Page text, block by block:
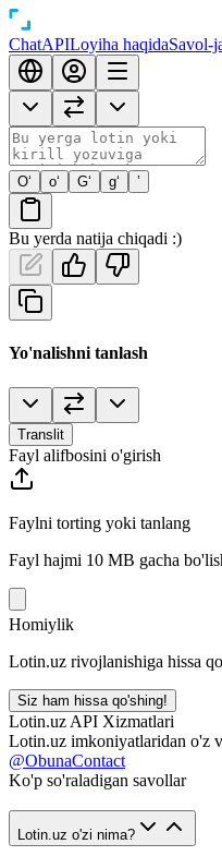
ChatAPILoyiha haqidaSavol-
O‘ o‘ G‘ g‘ ’
Bu yerda natija chiqadi :)
Yo'nalishni tanlash
Translit
Fayl alifbosini o'girish
Faylni torting yoki tanlang
Fayl hajmi 10 MB gacha
Homiylik
Lotin.uz rivojlanishiga hissa
Siz ham hissa qo'shing!
Lotin.uz API Xizmatlari
Lotin.uz imkoniyatlaridan o'z
@ObunaContact
Ko'p so'raladigan savollar
Lotin.uz o'zi nima?